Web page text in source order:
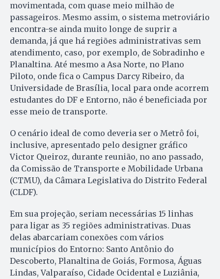
movimentada, com quase meio milhão de
passageiros. Mesmo assim, o sistema metroviário
encontra-se ainda muito longe de suprir a
demanda, já que há regiões administrativas sem
atendimento, caso, por exemplo, de Sobradinho e
Planaltina. Até mesmo a Asa Norte, no Plano
Piloto, onde fica o Campus Darcy Ribeiro, da
Universidade de Brasília, local para onde acorrem
estudantes do DF e Entorno, não é beneficiada por
esse meio de transporte.
O cenário ideal de como deveria ser o Metrô foi,
inclusive, apresentado pelo designer gráfico
Victor Queiroz, durante reunião, no ano passado,
da Comissão de Transporte e Mobilidade Urbana
(CTMU), da Câmara Legislativa do Distrito Federal
(CLDF).
Em sua projeção, seriam necessárias 15 linhas
para ligar as 35 regiões administrativas. Duas
delas abarcariam conexões com vários
municípios do Entorno: Santo Antônio do
Descoberto, Planaltina de Goiás, Formosa, Águas
Lindas, Valparaíso, Cidade Ocidental e Luziânia,